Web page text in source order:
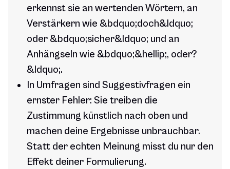
erkennst sie an wertenden Wörtern, an
Verstärkern wie &bdquo;doch&ldquo;
oder &bdquo;sicher&ldquo; und an
Anhängseln wie &bdquo;&hellip;, oder?
&ldquo;.
In Umfragen sind Suggestivfragen ein
ernster Fehler: Sie treiben die
Zustimmung künstlich nach oben und
machen deine Ergebnisse unbrauchbar.
Statt der echten Meinung misst du nur den
Effekt deiner Formulierung.